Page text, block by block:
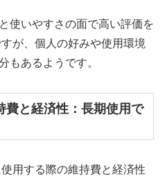
使いやすさの面で高い評価を
が、個人の好みや使用環境
もあるようです。
費と経済性：長期使用で
用する際の維持費と経済性